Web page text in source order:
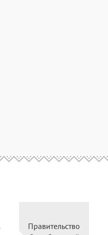
Правительство